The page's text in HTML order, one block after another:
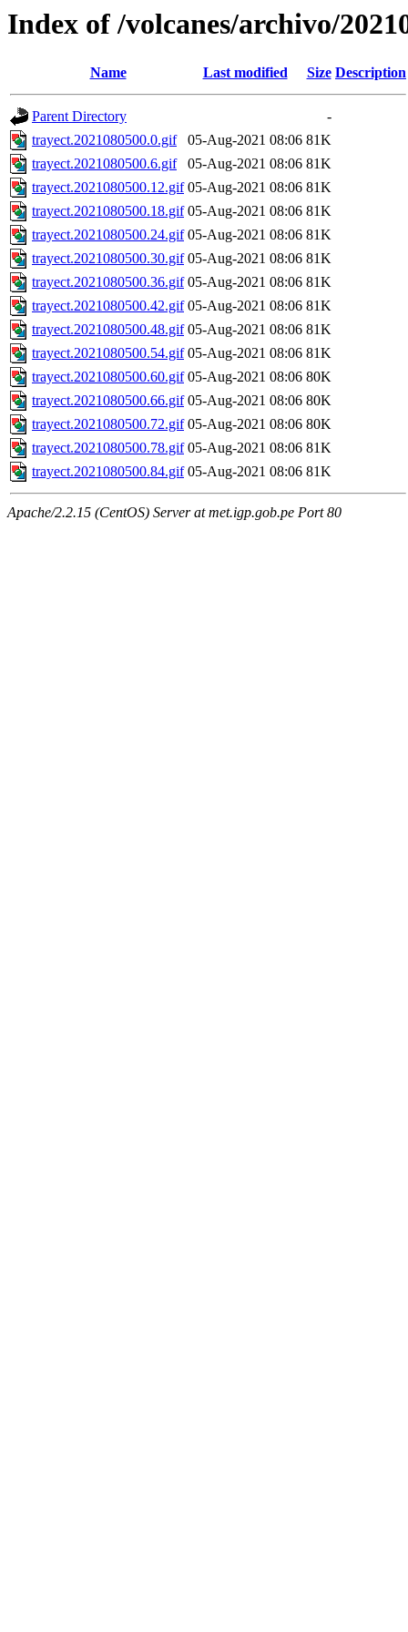
Index of /volcanes/archivo/
Name Last modified Size Description
Parent Directory
-
trayect.2021080500.0.gif
05-Aug-2021 08:06 81K
trayect.2021080500.6.gif
05-Aug-2021 08:06 81K
trayect.2021080500.12.gif 05-Aug-2021 08:06 81K
trayect.2021080500.18.gif 05-Aug-2021 08:06 81K
trayect.2021080500.24.gif 05-Aug-2021 08:06 81K
trayect.2021080500.30.gif 05-Aug-2021 08:06 81K
trayect.2021080500.36.gif 05-Aug-2021 08:06 81K
trayect.2021080500.42.gif 05-Aug-2021 08:06 81K
trayect.2021080500.48.gif 05-Aug-2021 08:06 81K
trayect.2021080500.54.gif 05-Aug-2021 08:06 81K
trayect.2021080500.60.gif 05-Aug-2021 08:06 80K
trayect.2021080500.66.gif 05-Aug-2021 08:06 80K
trayect.2021080500.72.gif 05-Aug-2021 08:06 80K
trayect.2021080500.78.gif 05-Aug-2021 08:06 81K
trayect.2021080500.84.gif 05-Aug-2021 08:06 81K
Apache/2.2.15 (CentOS) Server at met.igp.gob.pe Port 80